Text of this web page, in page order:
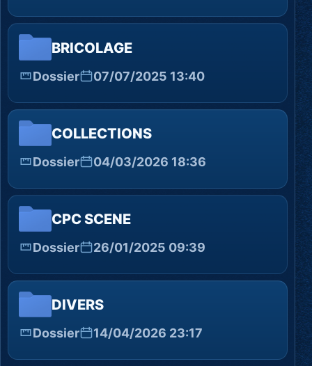
BRICOLAGE
Dossier 07/07/2025 13:40
COLLECTIONS
Dossier 04/03/2026 18:36
CPC SCENE
Dossier 26/01/2025 09:39
DIVERS
Dossier 14/04/2026 23:17